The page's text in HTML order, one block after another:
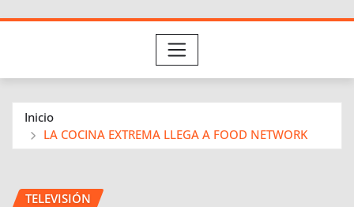
Inicio
LA COCINA EXTREMA LLEGA A FOOD NETWORK
TELEVISIÓN